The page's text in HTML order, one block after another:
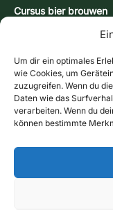
Um dir ein optimales
wie Cookies, um
zuzugreifen. Wenn du
Daten wie das
verarbeiten. Wenn du
können bestimmte
Cursus bier brouwen
CONTACT &
Contactformulier
Openingstijden
Routebeschrijving &
Nieuwsbrief